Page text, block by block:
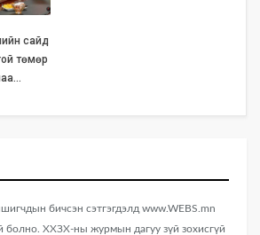
сайд
төмөр
бичсэн сэтгэгдэлд www.WEBS.mn
болно. ХХЗХ-ны журмын дагуу зүй зохисгүй